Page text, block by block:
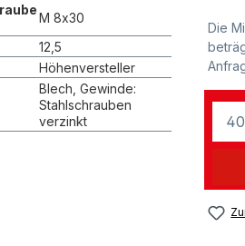
M 8x30
12,5
Höhenversteller
Blech, Gewinde:
Stahlschrauben
verzinkt
Die